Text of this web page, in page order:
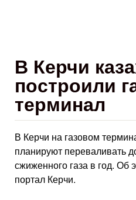
В Керчи
построили
терминал
В Керчи на газовом
планируют переваливать
сжиженного газа в год. Об
портал Керчи.